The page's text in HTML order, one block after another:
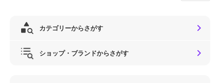
カテゴリーからさがす
ショップ・ブランドからさがす